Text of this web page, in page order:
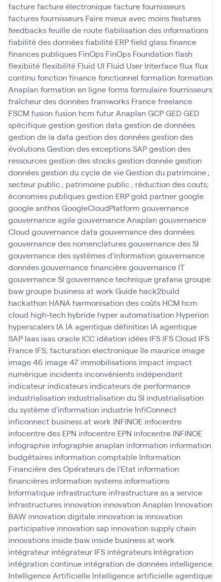
facturefacture électroniquefacture fournisseurs
factures fournisseurs Faire mieux avec moinsfeatures
feedbacksfeuille de routefiabilisation des informations
fiabilité des donnéesfiabilité ERPfield glassfinance
finances publiques FinOps FinOps Foundation flash
flexibiitéflexibilité Fluid UI Fluid User Interfaceflux flux
continu fonction financefonctionnel formation formation
Anaplan formation en ligneformsformulairefournisseurs
fraîcheur des donnéesframworks Francefreelance
FSCMfusion fusion hcm futur Anaplan GCPGED GED
spécifiquegestion gestion data gestion de données
gestion de la data gestion des donnéesgestion des
évolutionsGestion des exceptions SAPgestion des
ressourcesgestion des stocksgestion donnéegestion
donnéesgestion du cycle de vieGestion du patrimoine ;
secteur public ; patrimoine public ; réduction des couts;
économies publiquesgestion ERPgold partnergoogle
google anthosGoogleCloudPlatform gouvernance
gouvernance agilegouvernance Anaplan gouvernance
Cloud gouvernance data gouvernance des données
gouvernance des nomenclaturesgouvernance des SI
gouvernance des systèmes d'information gouvernance
donnéesgouvernance financièregouvernance IT
gouvernance SI gouvernance techniquegrafana groupe
bawgroupe business at work Guide hack2build
hackathon HANA harmonisation des coûts HCM hcm
cloud high-tech hybride hyper automatisation Hyperion
hyperscalers IA IA agentique définition IA agentique
SAP Iaas iaas oracle ICC idéation idées IFS IFS Cloud IFS
France IFS; facturation electroniqueîle maurice image
image 46 image 47 immobilisations impact impact
numérique incidents inconvénients indépendant
indicateur indicateurs indicateurs de performance
industrialisation industrialisation du SI industrialisation
du système d'information industrie InfiConnect
inficonnect business at work INFINOE infocentre
infocentre des EPN infocentre EPN infocentre INFINOE
infographie infographie anaplan information information
budgétaires information comptable Information
Financière des Opérateurs de l'Etat information
financières information systems informations
Informatique infrastructure infrastructure as a service
infrastructures innovation innovation Anaplan Innovation
BAW innovation digitale innovation ia innovation
participative innovation sap innovation supply chain
innovations inside baw inside business at work
intégrateur intégrateur IFS intégrateurs Intégration
intégration continue intégration de données intelligence
Intelligence Artificielle Intelligence artificielle agentique